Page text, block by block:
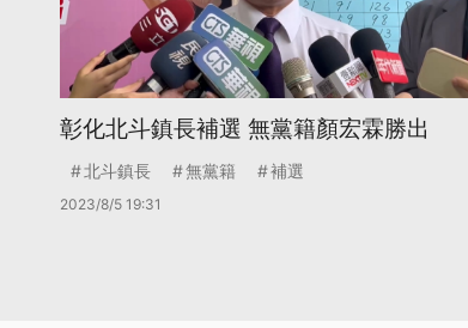
彰化北斗鎮長補選 無黨籍顏宏霖勝出
北斗鎮長 無黨籍 補選
2023/8/5 19:31